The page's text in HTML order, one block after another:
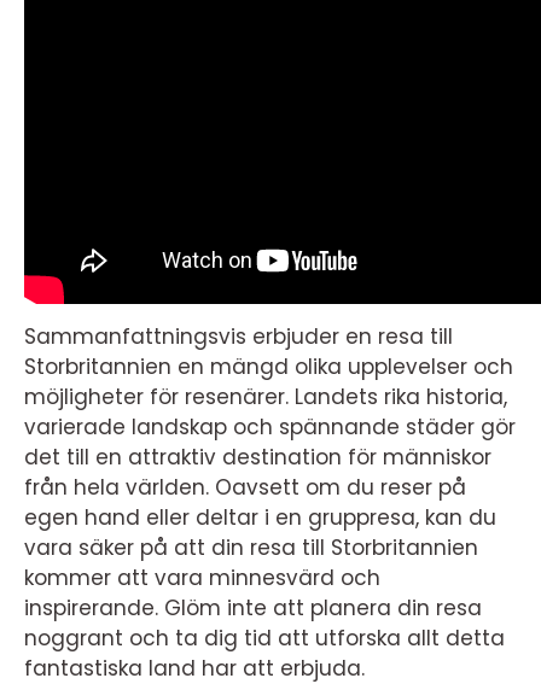
Sammanfattningsvis erbjuder en resa till
Storbritannien en mängd olika upplevelser och
möjligheter för resenärer. Landets rika historia,
varierade landskap och spännande städer gör
det till en attraktiv destination för människor
från hela världen. Oavsett om du reser på
egen hand eller deltar i en gruppresa, kan du
vara säker på att din resa till Storbritannien
kommer att vara minnesvärd och
inspirerande. Glöm inte att planera din resa
noggrant och ta dig tid att utforska allt detta
fantastiska land har att erbjuda.